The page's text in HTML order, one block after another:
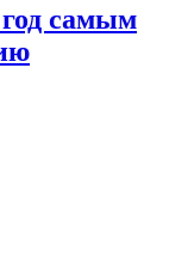
самым